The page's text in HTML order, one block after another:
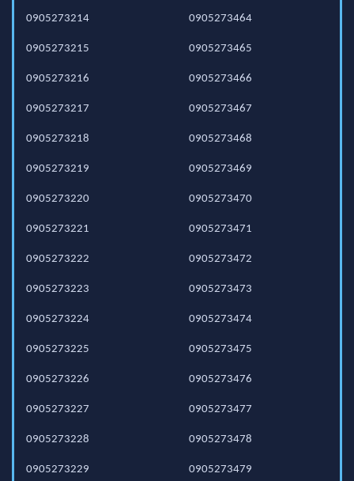
0905273214
0905273215
0905273216
0905273217
0905273218
0905273219
0905273220
0905273221
0905273222
0905273223
0905273224
0905273225
0905273226
0905273227
0905273228
0905273229
0905273464
0905273465
0905273466
0905273467
0905273468
0905273469
0905273470
0905273471
0905273472
0905273473
0905273474
0905273475
0905273476
0905273477
0905273478
0905273479